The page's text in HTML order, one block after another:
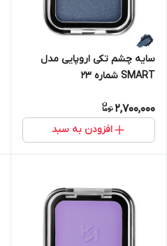
سایه چشم تکی اروپایی مدل
SMART شماره 23
2,700,000
افزودن به سبد